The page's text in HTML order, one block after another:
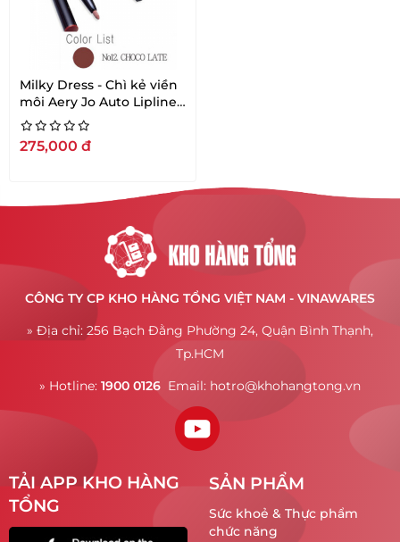
Milky Dress - Chì kẻ viền
môi Aery Jo Auto Lipliner
- #No12 - Chocolate
275,000 đ
CÔNG TY CP KHO HÀNG TỔNG VIỆT NAM - VINAWARES
» Địa chỉ: 256 Bạch Đằng Phường 24, Quận Bình Thạnh,
Tp.HCM
» Hotline: 1900 0126 Email: hotro@khohangtong.vn
TẢI APP KHO HÀNG
TỔNG
SẢN PHẨM
Sức khoẻ & Thực phẩm
chức năng